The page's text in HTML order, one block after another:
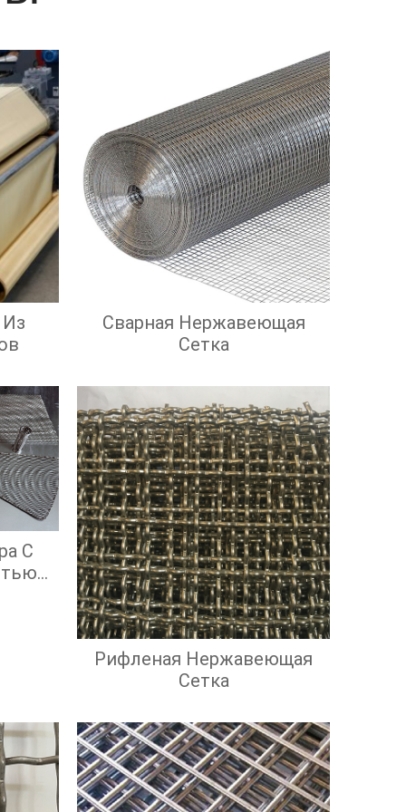
Сварная Нержавеющая
Сетка
С
Рифленая Нержавеющая
Сетка